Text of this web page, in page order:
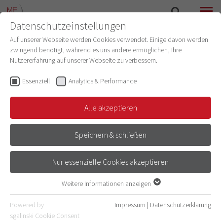
ETHIKKOMMISSION
QUALITÄTSMANAGEMENT
QUALITÄTS- UND
INFORMATIONSSICHERHEITSMANAGEME
NT-SYSTEM
Die Ethikkommission der Medizinischen Fakultät Heidelberg
verfügt als einzige Ethikkommission in der Bundesrepublik über
ein zertifiziertes Qualitäts- und
Datenschutzeinstellungen
Auf unserer Webseite werden Cookies verwendet. Einige davon werden
zwingend benötigt, während es uns andere ermöglichen, Ihre
Nutzererfahrung auf unserer Webseite zu verbessern.
Essenziell Analytics & Performance
Alle akzeptieren
Speichern & schließen
Nur essenzielle Cookies akzeptieren
Essenzielle Cookies werden für grundlegende Funktionen der
Webseite benötigt. Dadurch ist gewährleistet, dass die Webseite
Weitere Informationen anzeigen
Powered by
sgalinski Cookie Consent
Impressum | Datenschutzerklärung